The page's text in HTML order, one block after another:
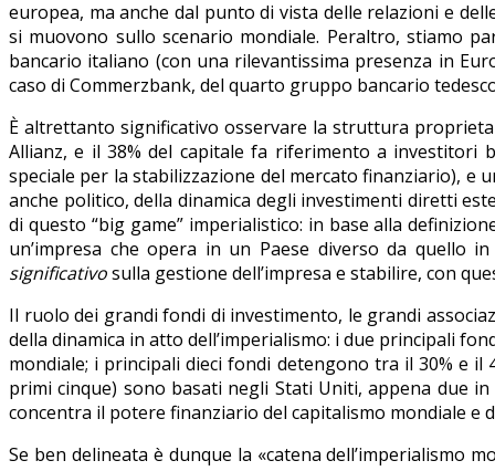
europea, ma anche dal punto di vista delle relazioni e
si muovono sullo scenario mondiale. Peraltro, stiamo
bancario italiano (con una rilevantissima presenza in
caso di Commerzbank, del quarto gruppo bancario
È altrettanto significativo osservare la struttura
Allianz, e il 38% del capitale fa riferimento a investitori
speciale per la stabilizzazione del mercato finanziario),
anche politico, della dinamica degli investimenti diretti
di questo “big game” imperialistico: in base alla
un’impresa che opera in un Paese diverso da quello
significativosulla gestione dell’impresa e stabilire, con
Il ruolo dei grandi fondi di investimento, le grandi
della dinamica in atto dell’imperialismo: i due principali
mondiale; i principali dieci fondi detengono tra il 30% e
primi cinque) sono basati negli Stati Uniti, appena due
concentra il potere finanziario del capitalismo mondiale
Se ben delineata è dunque la «catena dell’imperialismo